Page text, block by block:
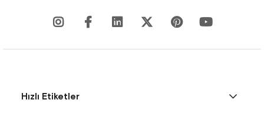
Hızlı Etiketler